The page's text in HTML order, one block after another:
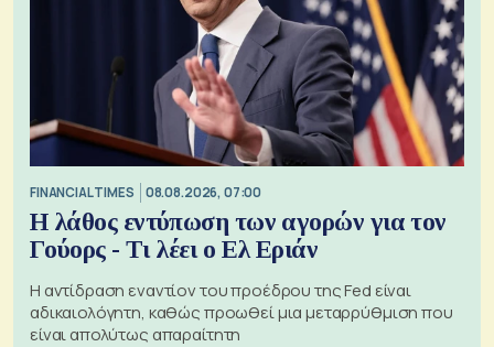
FINANCIAL TIMES 08.08.2026, 07:00
Η λάθος εντύπωση των αγορών για τον
Γούορς - Τι λέει ο Ελ Εριάν
Η αντίδραση εναντίον του προέδρου της Fed είναι
αδικαιολόγητη, καθώς προωθεί μια μεταρρύθμιση που
είναι απολύτως απαραίτητη